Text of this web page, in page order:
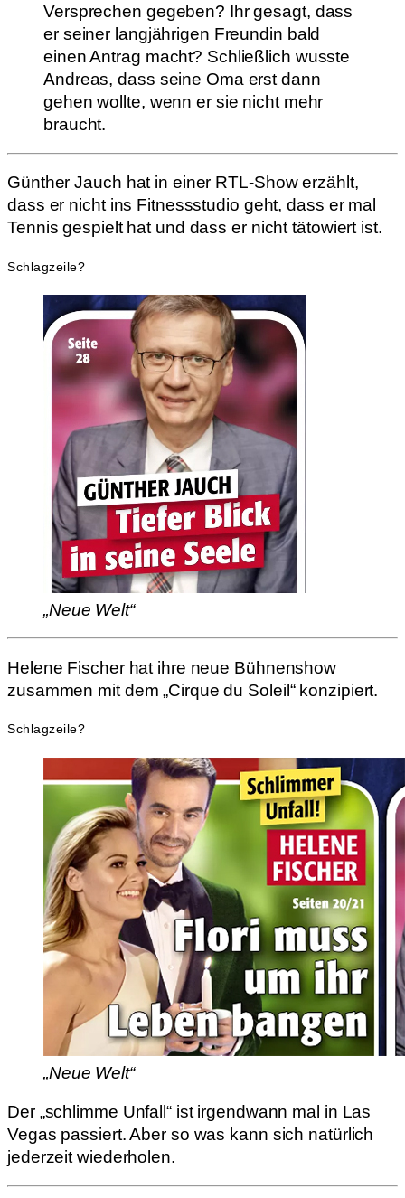
Versprechen gegeben? Ihr gesagt, dass
er seiner langjährigen Freundin bald
einen Antrag macht? Schließlich wusste
Andreas, dass seine Oma erst dann
gehen wollte, wenn er sie nicht mehr
braucht.
Günther Jauch hat in einer RTL-Show erzählt,
dass er nicht ins Fitnessstudio geht, dass er mal
Tennis gespielt hat und dass er nicht tätowiert ist.
Schlagzeile?
„Neue Welt“
Helene Fischer hat ihre neue Bühnenshow
zusammen mit dem „Cirque du Soleil“ konzipiert.
Schlagzeile?
„Neue Welt“
Der „schlimme Unfall“ ist irgendwann mal in Las
Vegas passiert. Aber so was kann sich natürlich
jederzeit wiederholen.